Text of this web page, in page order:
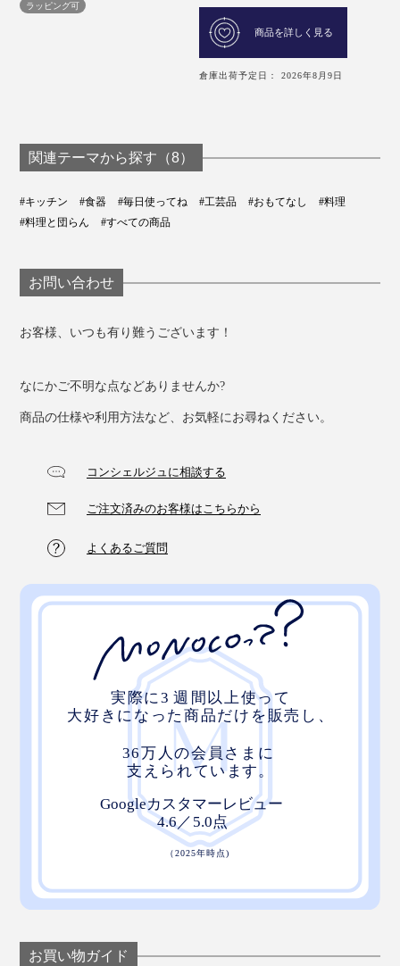
ラッピング可
商品を詳しく見る
倉庫出荷予定日： 2026年8月9日
関連テーマから探す（8）
#キッチン #食器 #毎日使ってね #工芸品 #おもてなし
#料理
#料理と団らん
#すべての商品
お問い合わせ
お客様、いつも有り難うございます！
なにかご不明な点などありませんか?
商品の仕様や利用方法など、お気軽にお尋ねください。
コンシェルジュに相談する
ご注文済みのお客様はこちらから
よくあるご質問
お買い物ガイド